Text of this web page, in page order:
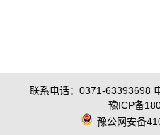
联系电话：0371-63393698
豫ICP备
豫公网安备